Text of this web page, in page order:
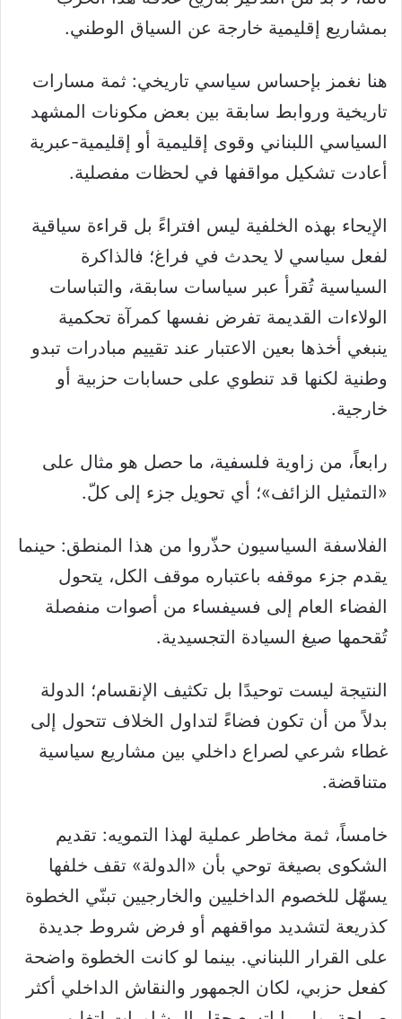
بمشاريع إقليمية خارجة عن السياق الوطني.
‏هنا نغمز بإحساس سياسي تاريخي: ثمة مسارات
تاريخية وروابط سابقة بين بعض مكونات المشهد
السياسي اللبناني وقوى إقليمية أو إقليمية-عبرية
أعادت تشكيل مواقفها في لحظات مفصلية.
‏الإيحاء بهذه الخلفية ليس افتراءً بل قراءة سياقية
لفعل سياسي لا يحدث في فراغ؛ فالذاكرة
السياسية تُقرأ عبر سياسات سابقة، والتباسات
الولاءات القديمة تفرض نفسها كمرآة تحكمية
ينبغي أخذها بعين الاعتبار عند تقييم مبادرات تبدو
وطنية لكنها قد تنطوي على حسابات حزبية أو
خارجية.
‏رابعاً، من زاوية فلسفية، ما حصل هو مثال على
«التمثيل الزائف»؛ أي تحويل جزء إلى كلّ.
‏الفلاسفة السياسيون حذّروا من هذا المنطق: حينما
يقدم جزء موقفه باعتباره موقف الكل، يتحول
الفضاء العام إلى فسيفساء من أصوات منفصلة
تُقحمها صيغ السيادة التجسيدية.
‏النتيجة ليست توحيدًا بل تكثيف الإنقسام؛ الدولة
بدلاً من أن تكون فضاءً لتداول الخلاف تتحول إلى
غطاء شرعي لصراع داخلي بين مشاريع سياسية
متناقضة.
‏خامساً، ثمة مخاطر عملية لهذا التمويه: تقديم
الشكوى بصيغة توحي بأن «الدولة» تقف خلفها
يسهّل للخصوم الداخليين والخارجيين تبنّي الخطوة
كذريعة لتشديد مواقفهم أو فرض شروط جديدة
على القرار اللبناني. بينما لو كانت الخطوة واضحة
كفعل حزبي، لكان الجمهور والنقاش الداخلي أكثر